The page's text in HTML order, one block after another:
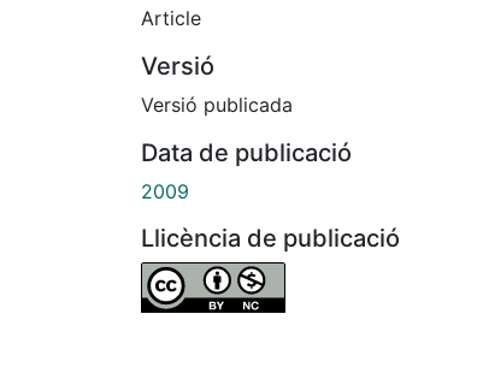
Article
Versió
Versió publicada
Data de publicació
2009
Llicència de publicació